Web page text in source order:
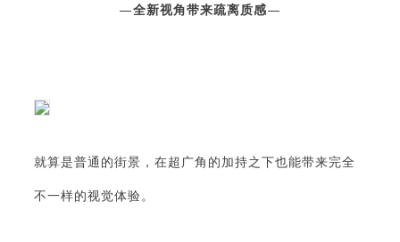
—全新视角带来疏离质感—
就算是普通的街景，在超广角的加持之下也能带来完全
不一样的视觉体验。